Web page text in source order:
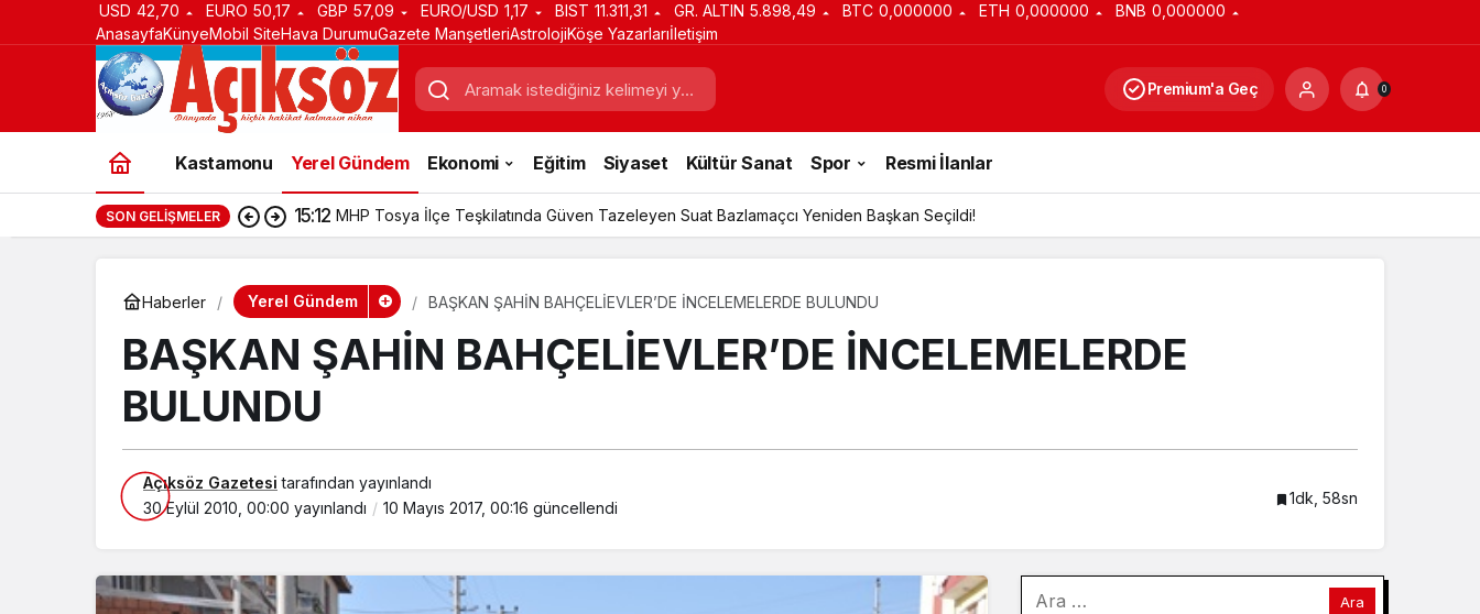
USD 42,70 EURO 50,17 GBP 57,09 EURO/USD 1,17 BIST 11.311,31 GR. ALTIN 5.898,49 BTC 0,000000 ETH 0,000000 BNB 0,000000
AnasayfaKünyeMobil SiteHava DurumuGazete ManşetleriAstrolojiKöşe Yazarlarıİletişim
Premium'a Geç 0
Kastamonu Yerel Gündem Ekonomi Eğitim Siyaset Kültür Sanat Spor Resmi İlanlar
SON GELIŞMELER 15:12 MHP Tosya İlçe Teşkilatında Güven Tazeleyen Suat Bazlamaçcı Yeniden Başkan Seçildi!
Haberler Yerel Gündem BAŞKAN ŞAHİN BAHÇELİEVLER’DE İNCELEMELERDE BULUNDU
BAŞKAN ŞAHİN BAHÇELİEVLER’DE İNCELEMELERDE
BULUNDU
Açıksöz Gazetesi tarafından yayınlandı
30 Eylül 2010, 00:00 yayınlandı 10 Mayıs 2017, 00:16 güncellendi
1dk, 58sn